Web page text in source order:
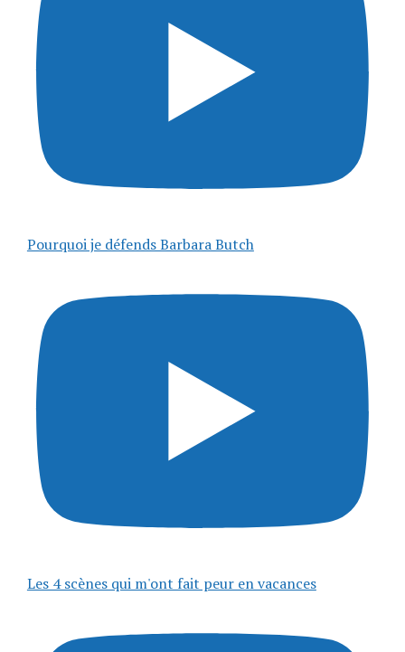
Pourquoi je défends Barbara Butch
Les 4 scènes qui m'ont fait peur en vacances